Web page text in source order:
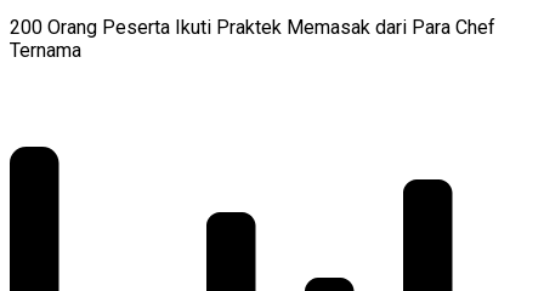
200 Orang Peserta Ikuti Praktek Memasak dari Para Chef
Ternama